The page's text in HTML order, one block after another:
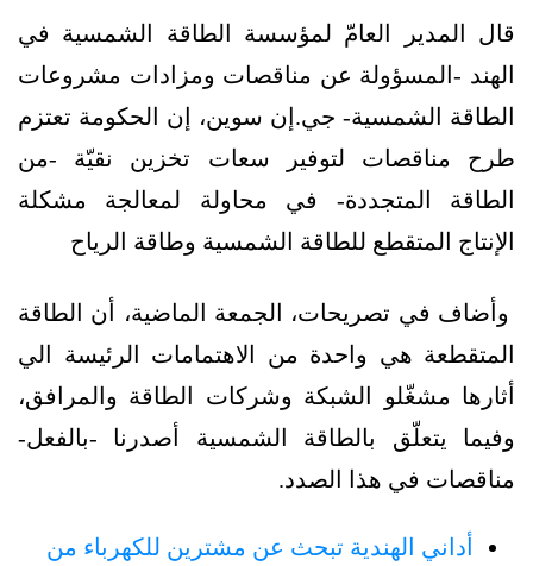
قال المدير العامّ لمؤسسة الطاقة الشمسية في
الهند -المسؤولة عن مناقصات ومزادات مشروعات
الطاقة الشمسية- جي.إن سوين، إن الحكومة تعتزم
طرح مناقصات لتوفير سعات تخزين نقيّة -من
الطاقة المتجددة- في محاولة لمعالجة مشكلة
الإنتاج المتقطع للطاقة الشمسية وطاقة الرياح
وأضاف في تصريحات، الجمعة الماضية، أن الطاقة
المتقطعة هي واحدة من الاهتمامات الرئيسة الي
أثارها مشغّلو الشبكة وشركات الطاقة والمرافق،
وفيما يتعلّق بالطاقة الشمسية أصدرنا -بالفعل-
مناقصات في هذا الصدد.
أداني الهندية تبحث عن مشترين للكهرباء من